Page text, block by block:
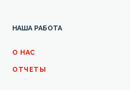
НАША РАБОТА
О НАС
ОТЧЕТЫ